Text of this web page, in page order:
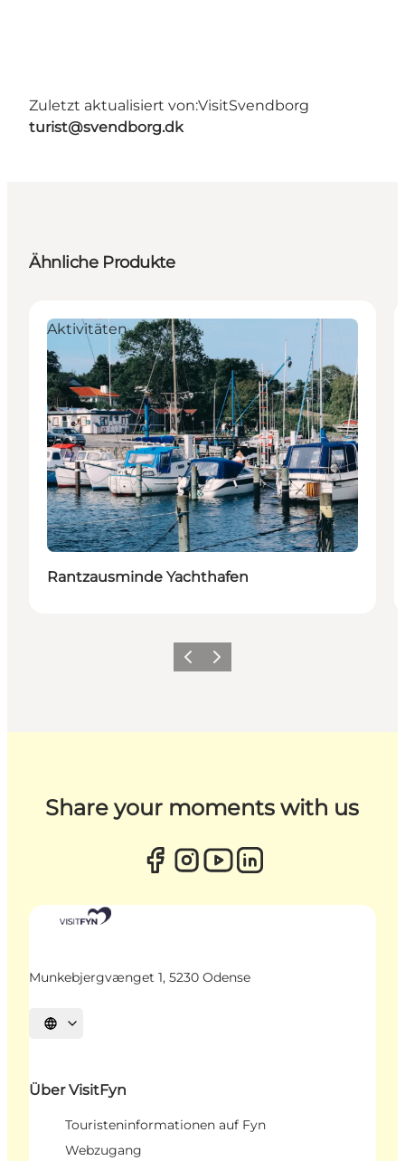
Zuletzt aktualisiert von:VisitSvendborg
turist@svendborg.dk
Ähnliche Produkte
Aktivitäten
Rantzausminde Yachthafen
ZurückWeiter
Share your moments with us
Munkebjergvænget 1, 5230 Odense
Sprache auswählen
Über VisitFyn
Touristeninformationen auf Fyn
Webzugang